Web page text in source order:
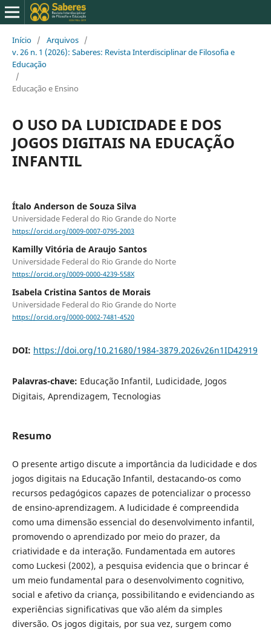
Início / Arquivos /
v. 26 n. 1 (2026): Saberes: Revista Interdisciplinar de Filosofia e
Educação
/
Educação e Ensino
O USO DA LUDICIDADE E DOS
JOGOS DIGITAIS NA EDUCAÇÃO
INFANTIL
Ítalo Anderson de Souza Silva
Universidade Federal do Rio Grande do Norte
https://orcid.org/0009-0007-0795-2003
Kamilly Vitória de Araujo Santos
Universidade Federal do Rio Grande do Norte
https://orcid.org/0009-0000-4239-558X
Isabela Cristina Santos de Morais
Universidade Federal do Rio Grande do Norte
https://orcid.org/0000-0002-7481-4520
DOI: https://doi.org/10.21680/1984-3879.2026v26n1ID42919
Palavras-chave: Educação Infantil, Ludicidade, Jogos
Digitais, Aprendizagem, Tecnologias
Resumo
O presente artigo discute a importância da ludicidade e dos
jogos digitais na Educação Infantil, destacando-os como
recursos pedagógicos capazes de potencializar o processo
de ensino-aprendizagem. A ludicidade é compreendida
como uma dimensão essencial do desenvolvimento infantil,
promovendo o aprendizado por meio do prazer, da
criatividade e da interação. Fundamentada em autores
como Luckesi (2002), a pesquisa evidencia que o brincar é
um meio fundamental para o desenvolvimento cognitivo,
social e afetivo da criança, possibilitando e evidenciando as
experiências significativas que vão além da simples
diversão. Os jogos digitais, por sua vez, surgem como